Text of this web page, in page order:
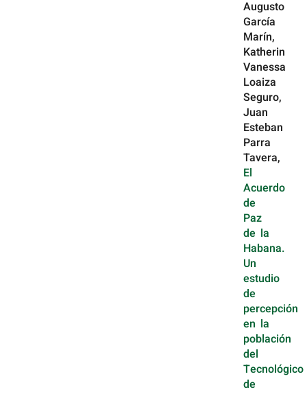
Augusto
García
Marín,
Katherin
Vanessa
Loaiza
Seguro,
Juan
Esteban
Parra
Tavera,
El
Acuerdo
de
Paz
de la
Habana.
Un
estudio
de
percepción
en la
población
del
Tecnológico
de